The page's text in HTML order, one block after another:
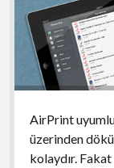
AirPrint uyumlu
üzerinden
kolaydır.